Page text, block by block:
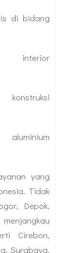
di bidang
yang
Tidak
Depok,
Cirebon,
Surabaya,